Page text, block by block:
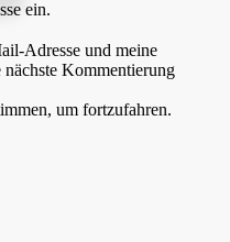
ein.
Adresse und meine
Kommentierung
um fortzufahren.